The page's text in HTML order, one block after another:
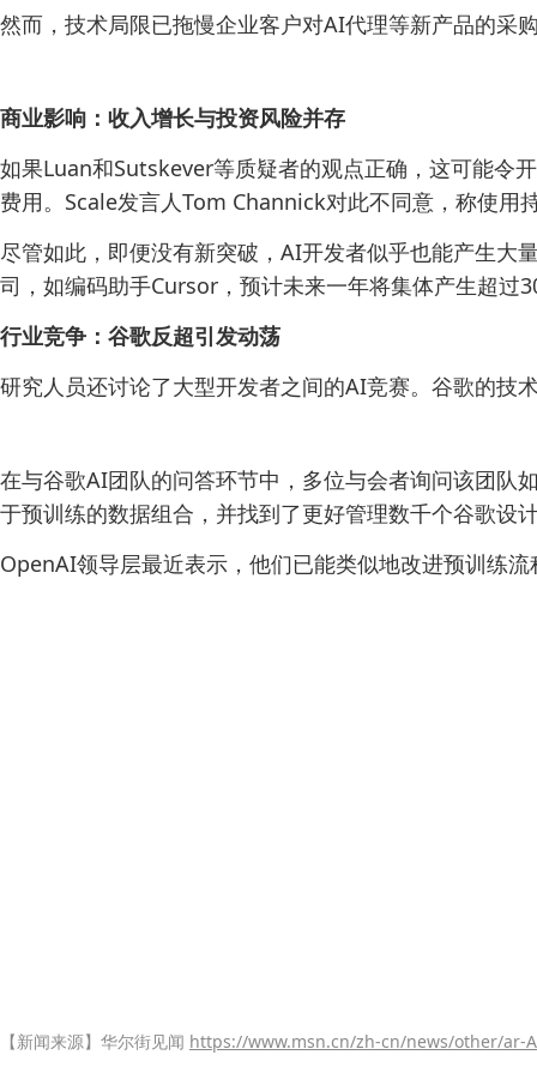
然而，技术局限已拖慢企业客户对AI代理等新产品的采
商业影响：收入增长与投资风险并存
如果Luan和Sutskever等质疑者的观点正确，这可能令
费用。Scale发言人Tom Channick对此不同意，称使用
尽管如此，即便没有新突破，AI开发者似乎也能产生
司，如编码助手Cursor，预计未来一年将集体产生超过
行业竞争：谷歌反超引发动荡
研究人员还讨论了大型开发者之间的AI竞赛。谷歌的
在与谷歌AI团队的问答环节中，多位与会者询问该团
于预训练的数据组合，并找到了更好管理数千个谷歌设
OpenAI领导层最近表示，他们已能类似地改进预训练
【新闻来源】华尔街见闻 https://www.msn.cn/zh-cn/news/other/ar-